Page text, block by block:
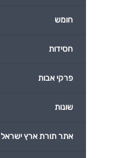
חומש
חסידות
פרקי אבות
שונות
אתר תורת ארץ ישראל